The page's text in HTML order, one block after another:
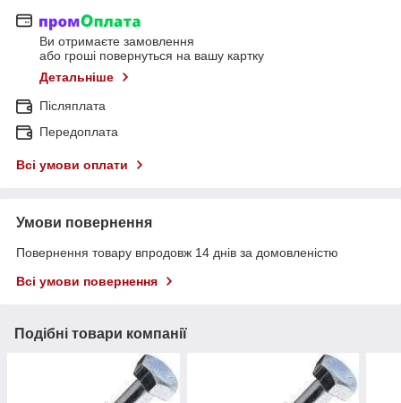
Ви отримаєте замовлення
або гроші повернуться на вашу картку
Детальніше
Післяплата
Передоплата
Всі умови оплати
Умови повернення
Повернення товару впродовж 14 днів за домовленістю
Всі умови повернення
Подібні товари компанії